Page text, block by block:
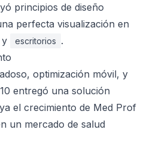
principios de diseño
perfecta visualización en
y escritorios .
optimización móvil, y
entregó una solución
el crecimiento de Med Prof
un mercado de salud